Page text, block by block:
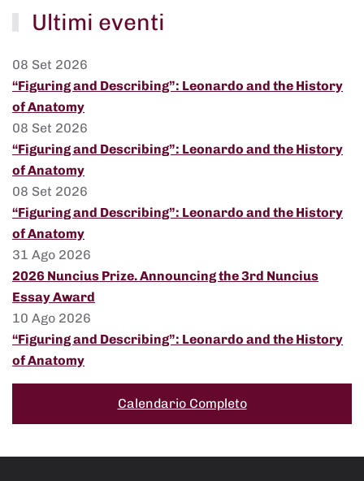
Ultimi eventi
08 Set 2026
“Figuring and Describing”: Leonardo and the History
of Anatomy
08 Set 2026
“Figuring and Describing”: Leonardo and the History
of Anatomy
08 Set 2026
“Figuring and Describing”: Leonardo and the History
of Anatomy
31 Ago 2026
2026 Nuncius Prize. Announcing the 3rd Nuncius
Essay Award
10 Ago 2026
“Figuring and Describing”: Leonardo and the History
of Anatomy
Calendario Completo